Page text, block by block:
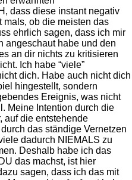
dass diese instant negativ
ob die meisten das
ehrlich sagen, dass ich mir
angeschaut habe und den
an dir nichts zu kritisieren
Ich habe “viele”
dich. Habe auch nicht dich
hingestellt, sondern
Ereignis, was nicht
Meine Intention durch die
auf die entstehende
das ständige Vernetzen
dadurch NIEMALS zu
Deshalb habe ich das
das machst, ist hier
sagen, dass ich das mit